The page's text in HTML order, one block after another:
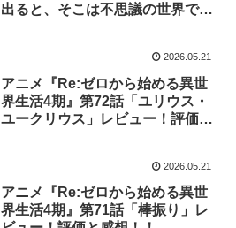
出ると、そこは不思議の世界でし
2026.05.21
アニメ『Re:ゼロから始める異世
界生活4期』第72話「ユリウス・
ユークリウス」レビュー！評価と
2026.05.21
アニメ『Re:ゼロから始める異世
界生活4期』第71話「棒振り」レ